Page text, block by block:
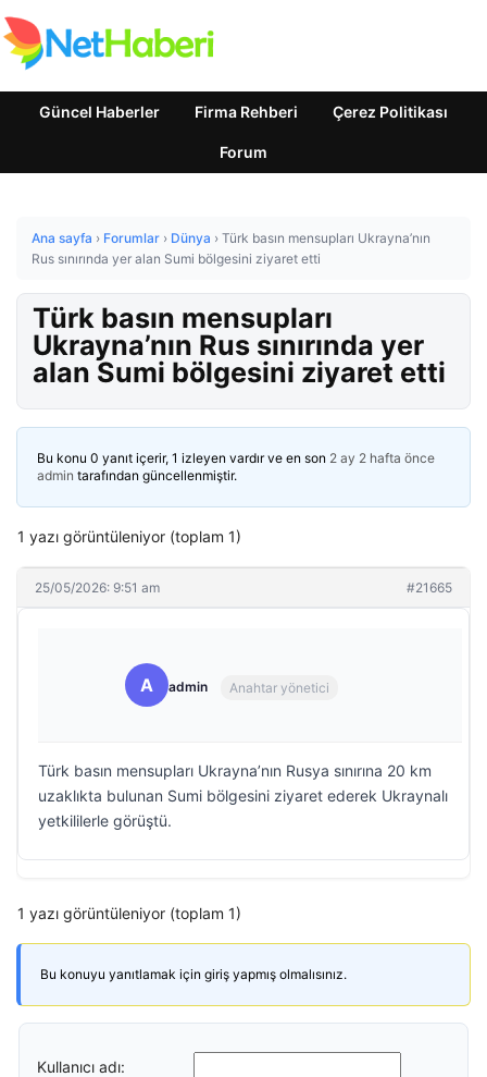
Güncel Haberler Firma Rehberi Çerez Politikası
Forum
Ana sayfa › Forumlar › Dünya › Türk basın mensupları Ukrayna’nın
Rus sınırında yer alan Sumi bölgesini ziyaret etti
Türk basın mensupları
Ukrayna’nın Rus sınırında yer
alan Sumi bölgesini ziyaret etti
Bu konu 0 yanıt içerir, 1 izleyen vardır ve en son 2 ay 2 hafta önce
admin tarafından güncellenmiştir.
1 yazı görüntüleniyor (toplam 1)
25/05/2026: 9:51 am #21665
A admin Anahtar yönetici
Türk basın mensupları Ukrayna’nın Rusya sınırına 20 km
uzaklıkta bulunan Sumi bölgesini ziyaret ederek Ukraynalı
yetkililerle görüştü.
1 yazı görüntüleniyor (toplam 1)
Bu konuyu yanıtlamak için giriş yapmış olmalısınız.
Kullanıcı adı: